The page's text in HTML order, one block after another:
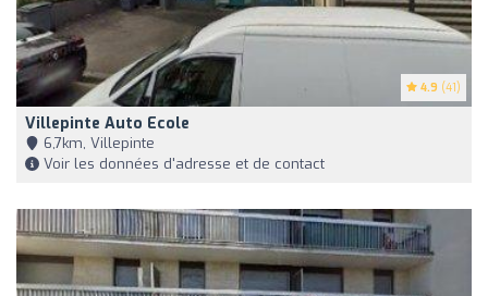
4.9 (41)
Villepinte Auto Ecole
6,7km, Villepinte
Voir les données d'adresse et de contact